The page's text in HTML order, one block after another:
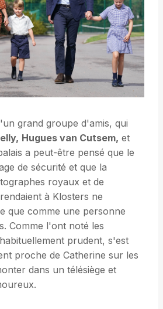
grand groupe d'amis, qui
Hugues van Cutsem, et
a peut-être pensé que le
de sécurité et que la
royaux et de
à Klosters ne
que comme une personne
Comme l'ont noté les
prudent, s'est
proche de Catherine sur les
dans un télésiège et